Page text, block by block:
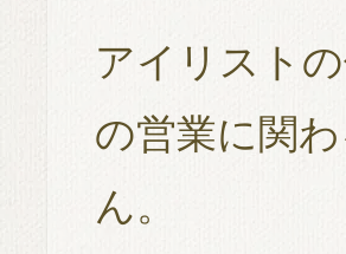
アイリスト
の営業に関
ん。